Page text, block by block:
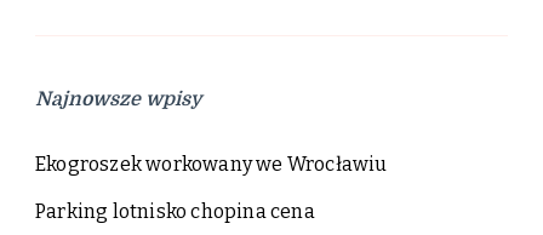
Najnowsze wpisy
Ekogroszek workowany we Wrocławiu
Parking lotnisko chopina cena